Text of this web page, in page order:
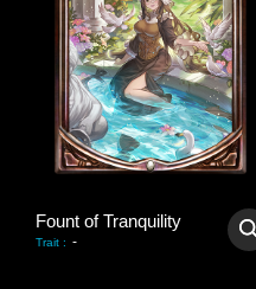
Fount of Tranquility
Trait : -